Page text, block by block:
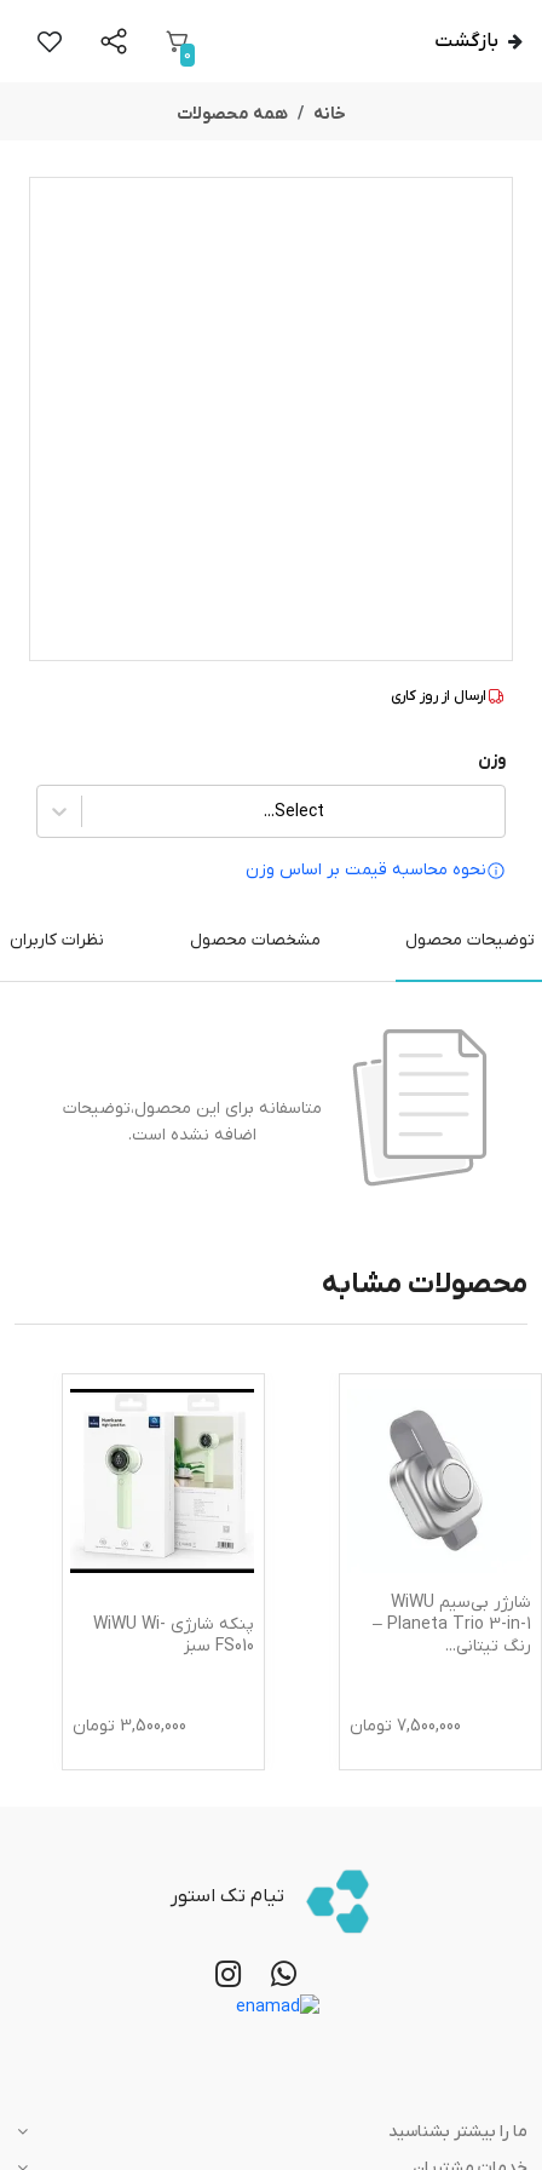
بازگشت
0
خانه همه محصولات
ارسال از روز کاری
وزن
Select...
نحوه محاسبه قیمت بر‌ اساس وزن
توضیحات محصول مشخصات محصول نظرات کاربران
متاسفانه برای این محصول،توضیحات
اضافه نشده است.
محصولات مشابه
شارژر بی‌سیم WiWU
Planeta Trio 3-in-1 –
رنگ تیتانی...
7,500,000 تومان
پنکه شارژی WiWU Wi-
FS010 سبز
3,500,000 تومان
تیام تک استور
ما را بیشتر بشناسید